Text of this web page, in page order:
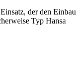
der den Einbau
Typ Hansa